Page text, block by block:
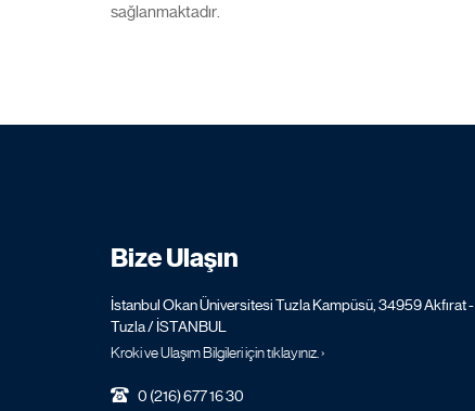
sağlanmaktadır.
Bize Ulaşın
İstanbul Okan Üniversitesi Tuzla Kampüsü, 34959 Akfırat -
Tuzla / İSTANBUL
Kroki ve Ulaşım Bilgileri için tıklayınız. ›
0 (216) 677 16 30